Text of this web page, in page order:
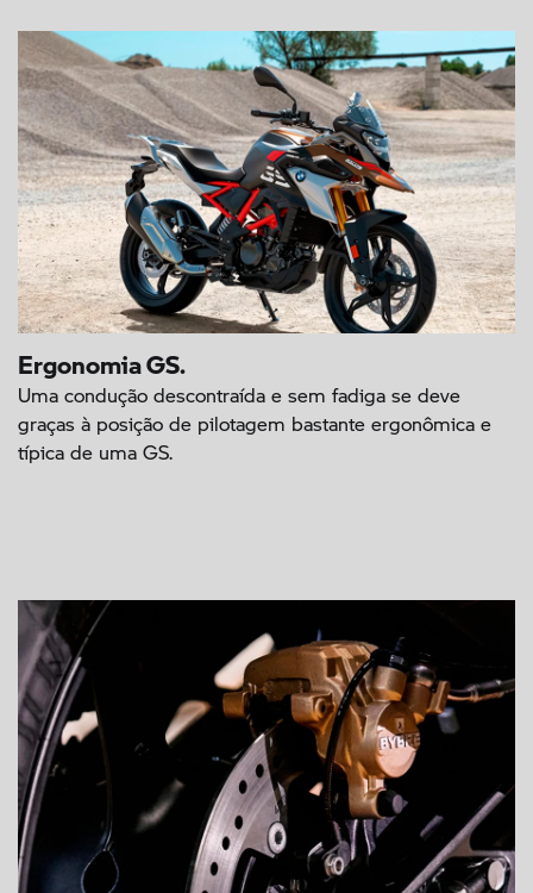
Ergonomia GS.
Uma condução descontraída e sem fadiga se deve
graças à posição de pilotagem bastante ergonômica e
típica de uma GS.